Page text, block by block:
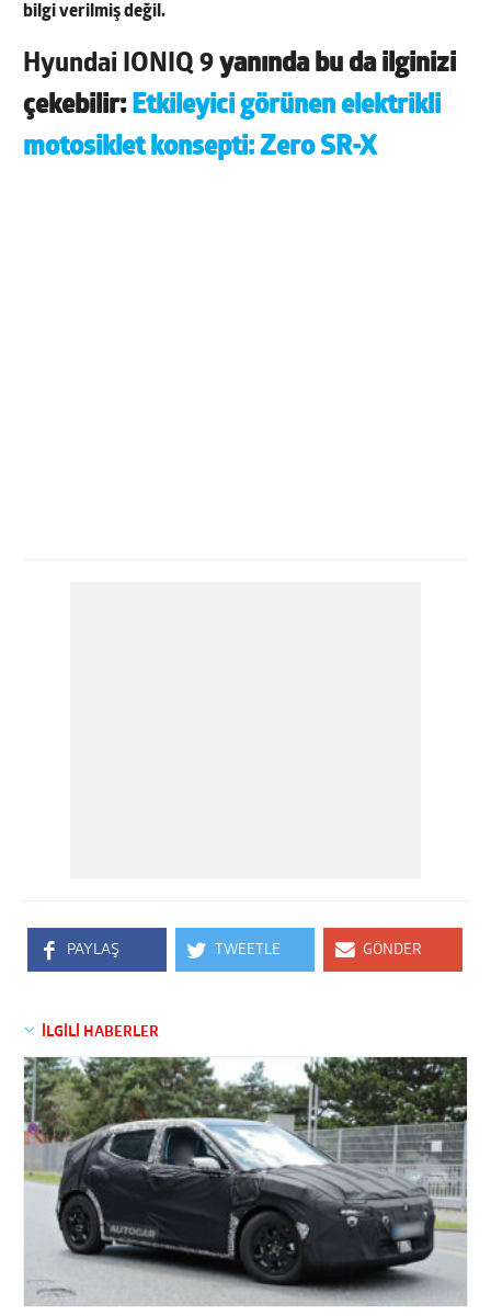
bilgi verilmiş değil.
Hyundai IONIQ 9yanında bu da ilginizi
çekebilir: Etkileyici görünen elektrikli
motosiklet konsepti: Zero SR-X
PAYLAŞ TWEETLE GÖNDER
İLGİLİ HABERLER